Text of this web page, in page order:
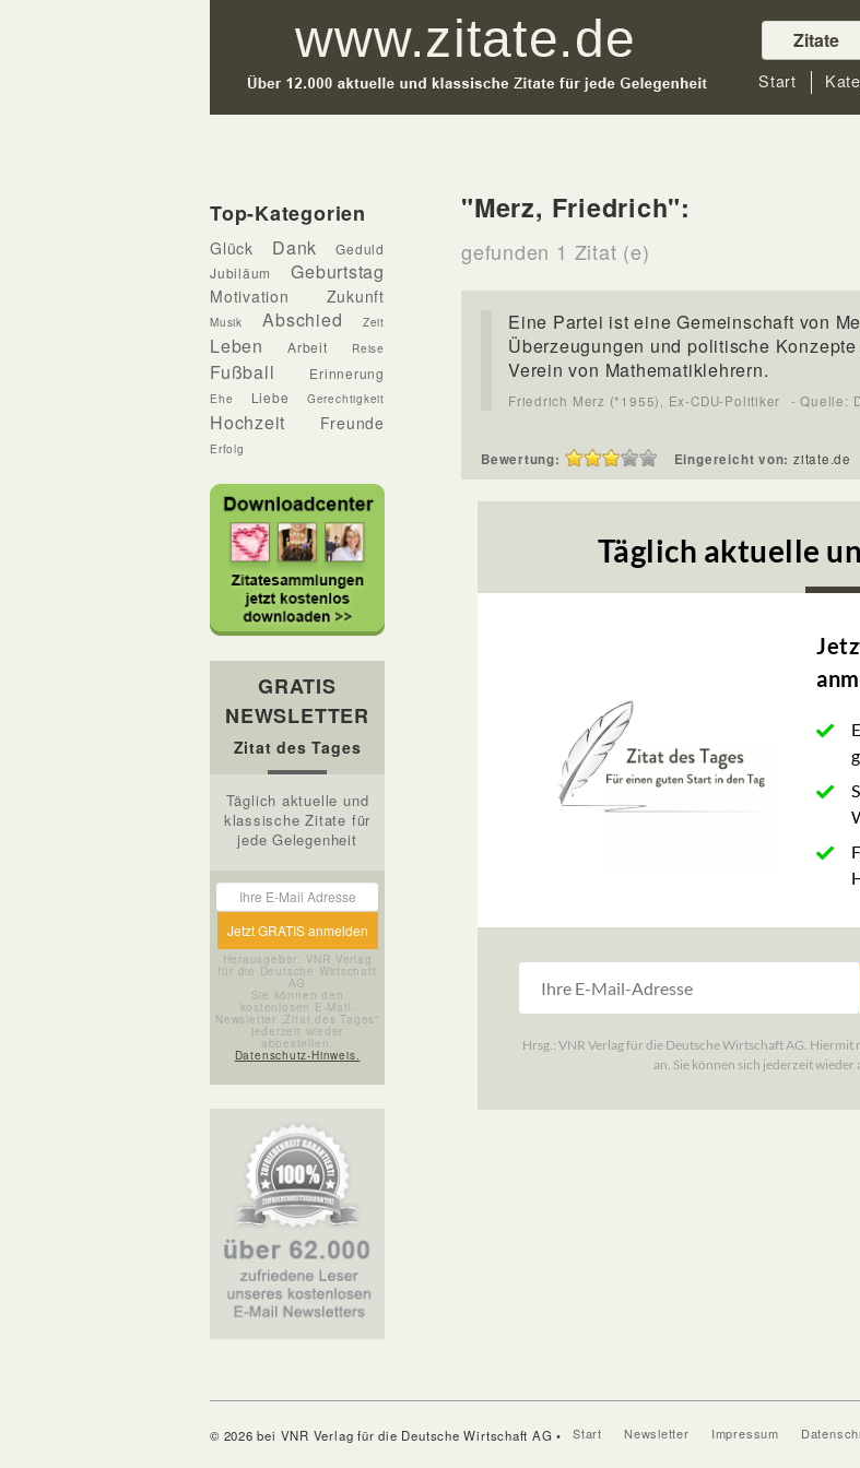
Zitate
Start
Top-Kategorien
Glück Dank
Geduld
Jubiläum
Geburtstag
Motivation Zukunft
Musik Abschied Zeit
Leben Arbeit Reise
Fußball Erinnerung
Ehe Liebe Gerechtigkeit
Hochzeit Freunde
Erfolg
GRATIS
NEWSLETTER
Zitat des Tages
Täglich aktuelle und
klassische Zitate für
jede Gelegenheit
Herausgeber: VNR Verlag
für die Deutsche Wirtschaft
AG
Sie können den
kostenlosen E-Mail-
Newsletter „Zitat des Tages“
jederzeit wieder
abbestellen.
Datenschutz-Hinweis.
"Merz, Friedrich":
gefunden 1 Zitat (e)
Eine Partei ist eine Gemeinschaft von
Überzeugungen und politische
Verein von Mathematiklehrern.
Friedrich Merz (*1955), Ex-CDU-Politiker - Quelle:
Bewertung: Eingereicht von: zitate.de
© 2026 bei VNR Verlag für die Deutsche Wirtschaft AG • Start Newsletter Impressum